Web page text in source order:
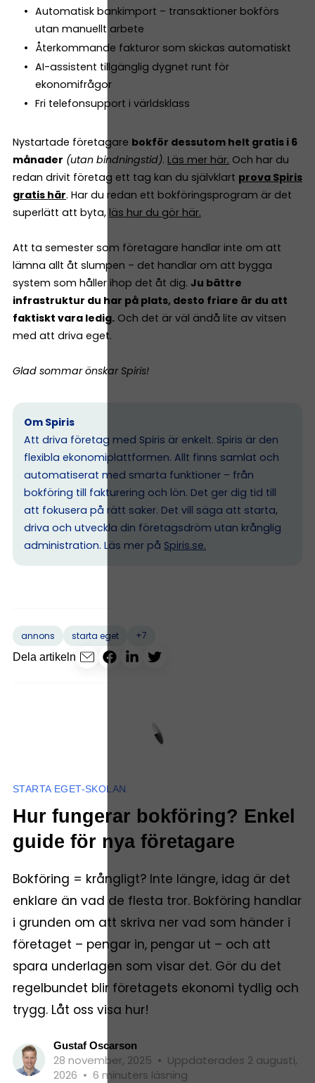
Automatisk bankimport – transaktioner bokförs
utan manuellt arbete
Återkommande fakturor som skickas automatiskt
AI-assistent tillgänglig dygnet runt för
ekonomifrågor
Fri telefonsupport i världsklass
Nystartade företagare bokför dessutom helt gratis i 6
månader (utan bindningstid). Läs mer här. Och har du
redan drivit företag ett tag kan du självklart prova Spiris
gratis här. Har du redan ett bokföringsprogram är det
superlätt att byta, läs hur du gör här.
Att ta semester som företagare handlar inte om att
lämna allt åt slumpen – det handlar om att bygga
system som håller ihop det åt dig. Ju bättre
infrastruktur du har på plats, desto friare är du att
faktiskt vara ledig. Och det är väl ändå lite av vitsen
med att driva eget.
Glad sommar önskar Spiris!
Om Spiris
Att driva företag med Spiris är enkelt. Spiris är den
flexibla ekonomiplattformen. Allt finns samlat och
automatiserat med smarta funktioner – från
bokföring till fakturering och lön. Det ger dig tid till
att fokusera på rätt saker. Det vill säga att starta,
driva och utveckla din företagsdröm utan krånglig
administration. Läs mer på Spiris.se.
annons starta eget
+7
Dela artikeln
STARTA EGET-SKOLAN
Hur fungerar bokföring? Enkel
guide för nya företagare
Bokföring = krångligt? Inte längre, idag är det
enklare än vad de flesta tror. Bokföring handlar
i grunden om att skriva ner vad som händer i
företaget – pengar in, pengar ut – och att
spara underlagen som visar det. Gör du det
regelbundet blir företagets ekonomi tydlig och
trygg. Låt oss visa hur!
Gustaf Oscarson
28 november, 2025 • Uppdaterades 2 augusti,
2026 • 6 minuters läsning